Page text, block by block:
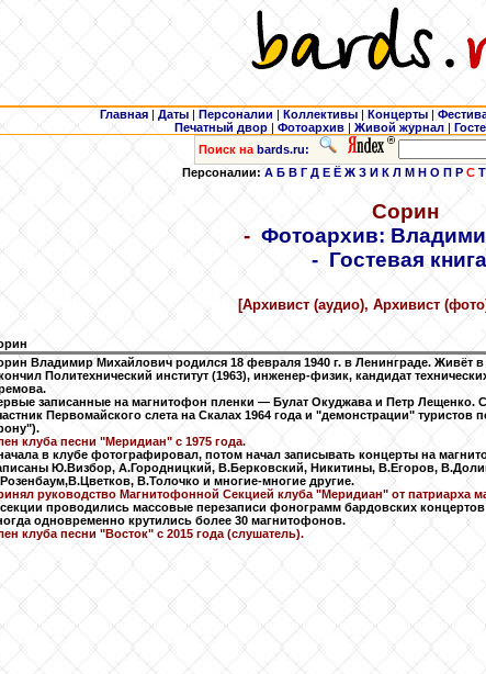
Главная | Даты | Персоналии | Коллективы | Концерты |
Печатный двор | Фотоархив | Живой журнал |
Поиск на bards.ru:
Персоналии:А Б В Г Д Е Ё Ж З И К Л М Н О П Р С Т
Сорин
- Фотоархив:
- Гостевая
[Архивист (аудио), Архивист
Владимир Михайлович родился 18 февраля 1940 г. в Ленинграде. Живёт в
Политехнический институт (1963), инженер-физик, кандидат
записанные на магнитофон пленки — Булат Окуджава и Петр Лещенко. С
Первомайского слета на Скалах 1964 года и "демонстрации" туристов
клуба песни "Меридиан" с 1975 года.
в клубе фотографировал, потом начал записывать концерты на
Ю.Визбор, А.Городницкий, В.Берковский, Никитины, В.Егоров,
В.Толочко и многие-многие другие.
руководство Магнитофонной Секцией клуба "Меридиан" от патриарха
проводились массовые перезаписи фонограмм бардовских
одновременно крутились более 30 магнитофонов.
клуба песни "Восток" с 2015 года (слушатель).